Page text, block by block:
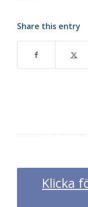
Share this entry
Klicka